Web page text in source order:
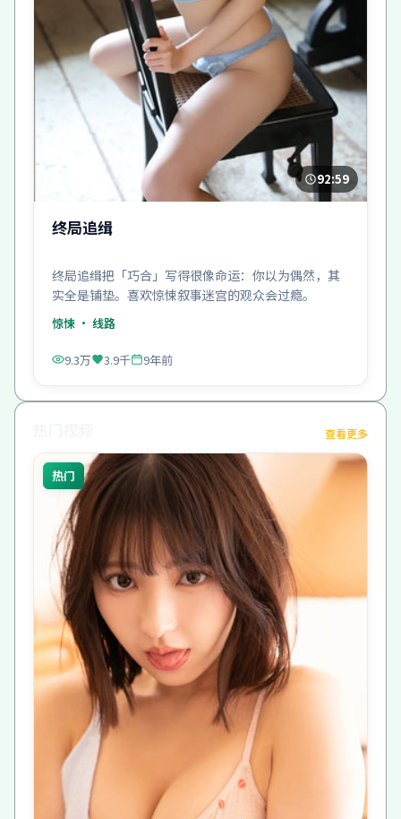
92:59
终局追缉
终局追缉把「巧合」写得很像命运：你以为偶然，其
实全是铺垫。喜欢惊悚叙事迷宫的观众会过瘾。
惊悚 · 线路
9.3万 3.9千 9年前
查看更多
热门